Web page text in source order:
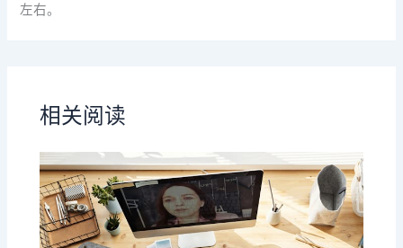
左右。
相关阅读